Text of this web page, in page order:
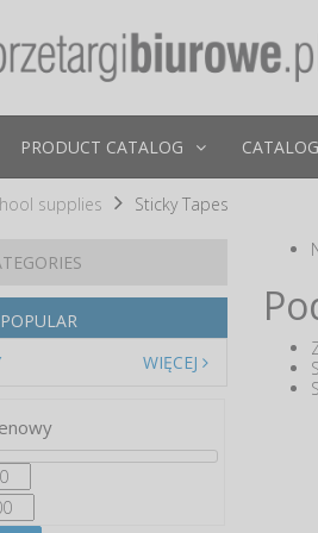
PRODUCT CATALOG
supplies Sticky Tapes
POPULAR
WIĘCEJ